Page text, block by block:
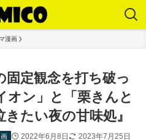
漫画
定観念を打ち破っ
オン」と「栗きんと
たい夜の甘味処』
2022年6月8日
2023年7月25日